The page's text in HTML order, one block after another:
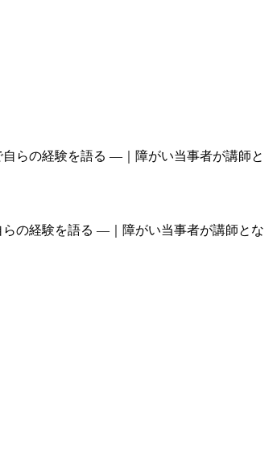
の経験を語る —｜障がい当事者が講師とな